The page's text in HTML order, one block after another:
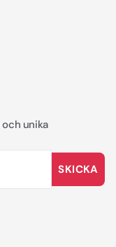
unika
SKICKA